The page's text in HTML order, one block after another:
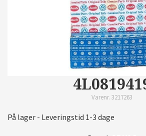
Varenr. 3217263
På lager - Leveringstid 1-3 dage